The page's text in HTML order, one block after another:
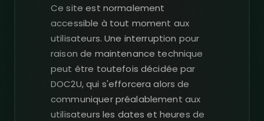
Ce site est normalement
accessible à tout moment aux
utilisateurs. Une interruption pour
raison de maintenance technique
peut être toutefois décidée par
DOC2U, qui s'efforcera alors de
communiquer préalablement aux
utilisateurs les dates et heures de